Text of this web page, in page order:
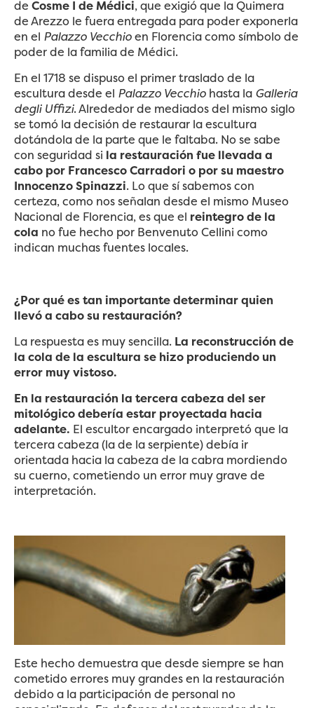
de Cosme I de Médici, que exigió que la Quimera
de Arezzo le fuera entregada para poder exponerla
en el Palazzo Vecchioen Florencia como símbolo de
poder de la familia de Médici.
En el 1718 se dispuso el primer traslado de la
escultura desde el Palazzo Vecchio hasta la Galleria
degli Uffizi. Alrededor de mediados del mismo siglo
se tomó la decisión de restaurar la escultura
dotándola de la parte que le faltaba. No se sabe
con seguridad si la restauración fue llevada a
cabo por Francesco Carradori o por su maestro
Innocenzo Spinazzi. Lo que sí sabemos con
certeza, como nos señalan desde el mismo Museo
Nacional de Florencia, es que el reintegro de la
cola no fue hecho por Benvenuto Cellini como
indican muchas fuentes locales.
¿Por qué es tan importante determinar quien
llevó a cabo su restauración?
La respuesta es muy sencilla. La reconstrucción de
la cola de la escultura se hizo produciendo un
error muy vistoso.
En la restauración la tercera cabeza del ser
mitológico debería estar proyectada hacia
adelante. El escultor encargado interpretó que la
tercera cabeza (la de la serpiente) debía ir
orientada hacia la cabeza de la cabra mordiendo
su cuerno, cometiendo un error muy grave de
interpretación.
Este hecho demuestra que desde siempre se han
cometido errores muy grandes en la restauración
debido a la participación de personal no